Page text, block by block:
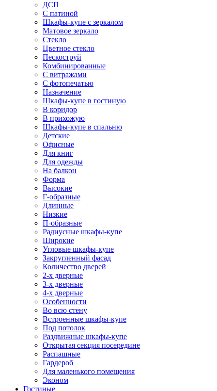
ДСП
С патиной
Шкафы-купе с зеркалом
Матовое зеркало
Стекло
Цветное стекло
Пескоструй
Комбинированные
С витражами
С фотопечатью
Назначение
Шкафы-купе в гостиную
В коридор
В прихожую
Шкафы-купе в спальню
Детские
Офисные
Для книг
Для одежды
На балкон
Форма
Высокие
Г-образные
Длинные
Низкие
П-образные
Радиусные шкафы-купе
Широкие
Угловые шкафы-купе
Закругленный фасад
Количество дверей
2-х дверные
3-х дверные
4-х дверные
Особенности
Во всю стену
Встроенные шкафы-купе
Под потолок
Раздвижные шкафы-купе
Открытая секция посередине
Распашные
Гардероб
Для маленького помещения
Эконом
Гостиные